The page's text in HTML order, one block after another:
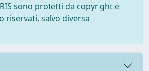
sono protetti da copyright e
riservati, salvo diversa